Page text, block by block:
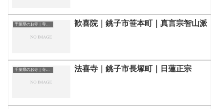
千葉県のお寺｜寺院一覧 歓喜院｜銚子市笹本町｜真言宗智山派
千葉県のお寺｜寺院一覧 法喜寺｜銚子市長塚町｜日蓮正宗